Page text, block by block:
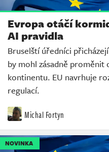
Evropa otáčí
AI pravidla
Bruselští úředníci
by mohl zásadně proměnit
kontinentu. EU navrhuje
regulací.
Michal Fortyn
NOVINKA